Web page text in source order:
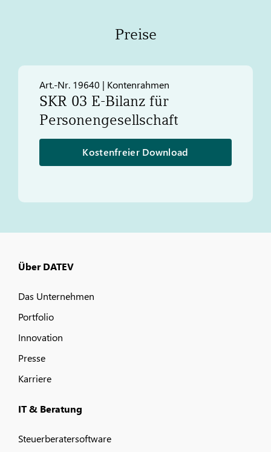
Preise
Art.-Nr. 19640 | Kontenrahmen
SKR 03 E-Bilanz für
Personengesellschaft
Kostenfreier Download
Über DATEV
Das Unternehmen
Portfolio
Innovation
Presse
Karriere
IT & Beratung
Steuerberatersoftware